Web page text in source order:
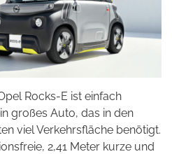
Rocks-E ist einfach
großes Auto, das in den
viel Verkehrsfläche benötigt.
2,41 Meter kurze und